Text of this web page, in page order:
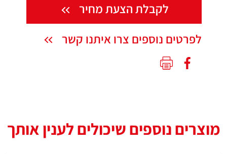
לקבלת הצעת מחיר
לפרטים נוספים צרו איתנו קשר
מוצרים נוספים שיכולים לענין אותך